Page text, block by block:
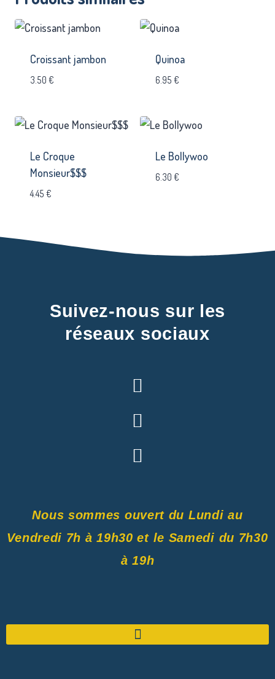
Croissant jambon
3.50 €
Quinoa
6.95 €
Le Croque
Monsieur$$$
4.45 €
Le Bollywoo
6.30 €
Suivez-nous sur les
réseaux sociaux
Nous sommes ouvert du Lundi au
Vendredi 7h à 19h30 et le Samedi du 7h30
à 19h